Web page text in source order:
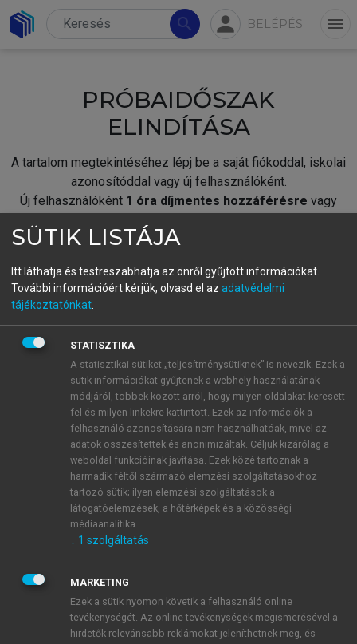
search person BELÉPÉS menu
PRÓBAIDŐSZAK
ELINDÍTÁSA
A tartalom megtekintéséhez lépj be a saját fiókoddal, iskolai
azonosítóddal vagy új felhasználóként.
Új felhasználóként 1 óra díjmentes hozzáférésre vagy
fiókoddal,vagy hozz létre új fiókot.
A regisztráció után apróbaidőszakautomatikusan
BELÉPÉS SAJÁT FIÓKKAL
ÚJ FIÓK LÉTREHOZÁSA
1 óra díjmentes hozzáférés
E-MAIL-CÍM
JELSZÓ
JELSZÓ ÚJRA
SÜTIK LISTÁJA
Itt láthatja és testreszabhatja az önről gyűjtött információkat.
További információért kérjük, olvasd el az adatvédelmi
tájékoztatónkat
STATISZTIKA
A statisztikai sütiket „teljesítménysütiknek” is nevezik. Ezek a
sütik információkat gyűjtenek a webhely használatának
módjáról, többek között arról, hogy milyen oldalakat keresett
fel és milyen linkekre kattintott. Ezek az információk a
felhasználó azonosítására nem használhatóak, mivel az
adatok összesítettek és anonimizáltak. Céljuk kizárólag a
weboldal funkcióinak javítása. Ezek közé tartoznak a
harmadik féltől származó elemzési szolgáltatásokhoz
tartozó sütik; ilyen elemzési szolgáltatások a
látogatóelemzések, a hőtérképek és a közösségi
médiaanalitika.
↓ 1 szolgáltatás
MARKETING
Ezek a sütik nyomon követik a felhasználó online
tevékenységét. Az online tevékenységek megismerésével a
hirdetők relevánsabb reklámokat jeleníthetnek meg, és